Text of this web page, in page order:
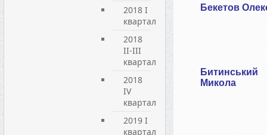
2018 I
квартал
2018
II-III
квартал
2018
IV
квартал
2019 I
квартал
Бекетов
Битинський
Микола